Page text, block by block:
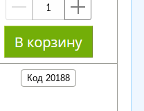
—
Код 20188